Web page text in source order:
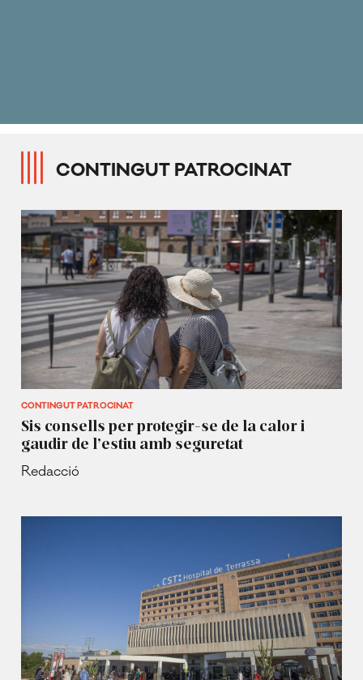
CONTINGUT PATROCINAT
CONTINGUT PATROCINAT
Sis consells per protegir-se de la calor i
gaudir de l’estiu amb seguretat
Redacció